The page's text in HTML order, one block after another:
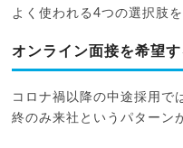
よく使われる4つの選択肢を
オンライン面接を希望す
コロナ禍以降の中途採用で
終のみ来社というパターン